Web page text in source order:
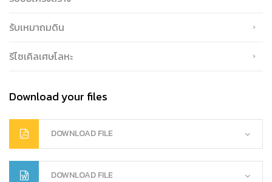
รับเหมาถมดิน
รีไซเคิลเศษโลหะ
Download your files
DOWNLOAD FILE
DOWNLOAD FILE